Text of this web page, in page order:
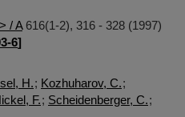
/ A 616(1-2), 316 - 328 (1997)
6]
H.; Kozhuharov, C.;
F.; Scheidenberger, C.;